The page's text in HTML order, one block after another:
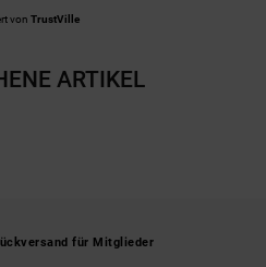
von TrustVille
ARTIKEL
für Mitglieder